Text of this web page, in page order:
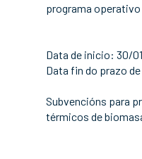
programa operativo
Data de inicio: 30/
Data fin do prazo
Subvencións para
térmicos de